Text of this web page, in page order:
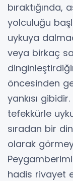
bıraktığında,
yolculuğu
uykuya
veya birkaç
öncesinden
yankısı
tefekkürle
sıradan bir
olarak
hadis rivayet